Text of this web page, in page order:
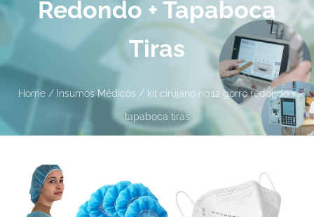
Redondo + Tapaboca
Tiras
Home / Insumos Médicos / kit cirujano no.12 gorro redondo +
tapaboca tiras